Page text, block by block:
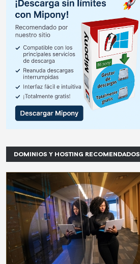
DOMINIOS Y HOSTING RECOMENDADOS